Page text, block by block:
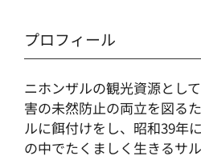
プロフィール
ニホンザルの観光資源とし
害の未然防止の両立を図る
ルに餌付けをし、昭和39年
の中でたくましく生きるサ